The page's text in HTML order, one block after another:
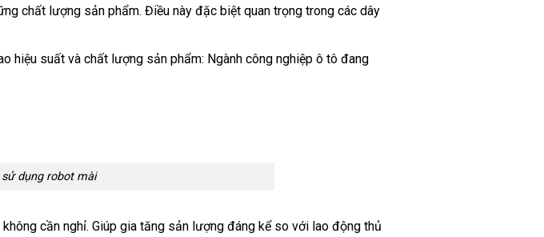
chất lượng sản phẩm. Điều này đặc biệt quan trọng trong các dây
hiệu suất và chất lượng sản phẩm: Ngành công nghiệp ô tô đang
dụng robot mài
cần nghỉ. Giúp gia tăng sản lượng đáng kể so với lao động thủ